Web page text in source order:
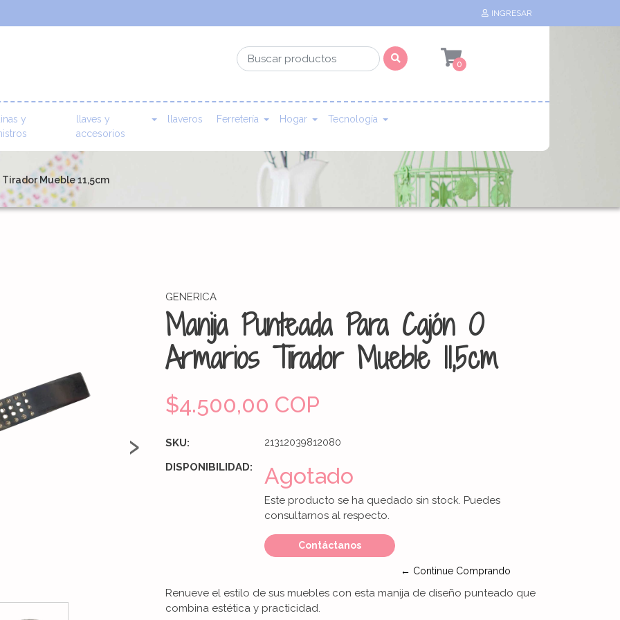
INGRESAR
0
y
llaves y
accesorios
llaveros Ferretería Hogar Tecnología
Mueble 11,5cm
›
GENERICA
Manija Punteada Para Cajón O
Armarios Tirador Mueble 11,5cm
$4.500,00 COP
SKU: 21312039812080
DISPONIBILIDAD: Agotado
Este producto se ha quedado sin stock. Puedes
consultarnos al respecto.
Contáctanos
← Continue Comprando
Renueve el estilo de sus muebles con esta manija de diseño punteado que
combina estética y practicidad.